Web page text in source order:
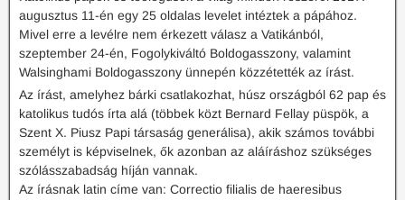
augusztus 11-én egy 25 oldalas levelet intéztek a pápához.
Mivel erre a levélre nem érkezett válasz a Vatikánból,
szeptember 24-én, Fogolykiváltó Boldogasszony, valamint
Walsinghami Boldogasszony ünnepén közzétették az írást.
Az írást, amelyhez bárki csatlakozhat, húsz országból 62 pap és
katolikus tudós írta alá (többek közt Bernard Fellay püspök, a
Szent X. Piusz Papi társaság generálisa), akik számos további
személyt is képviselnek, ők azonban az aláíráshoz szükséges
szólásszabadság híján vannak.
Az írásnak latin címe van: Correctio filialis de haeresibus